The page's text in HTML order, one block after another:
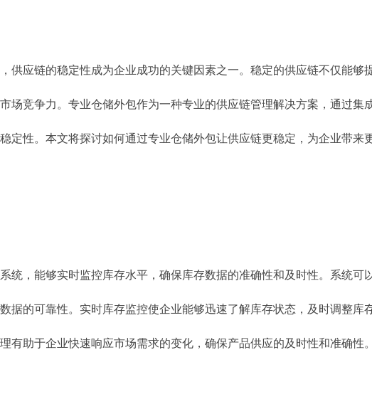
供应链的稳定性成为企业成功的关键因素之一。稳定的供应链不仅能够
场竞争力。专业仓储外包作为一种专业的供应链管理解决方案，通过集
定性。本文将探讨如何通过专业仓储外包让供应链更稳定，为企业带来
统，能够实时监控库存水平，确保库存数据的准确性和及时性。系统可
据的可靠性。实时库存监控使企业能够迅速了解库存状态，及时调整库
有助于企业快速响应市场需求的变化，确保产品供应的及时性和准确性。